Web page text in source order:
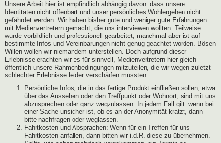
Unsere Arbeit hier ist empfindlich abhängig davon, dass unsere
Identitäten nicht offenbart und unser persönliches Wohlergehen nicht
gefährdet werden. Wir haben bisher gute und weniger gute Erfahrungen
mit Medienvertretern gemacht, die uns interviewen wollten. Teilweise
wurde vorbildlich und professionell gearbeitet, manchmal aber ist auf
bestimmte Infos und Vereinbarungen nicht genug geachtet worden. Bösen
Willen wollen wir niemandem unterstellen. Doch aufgrund dieser
Erlebnisse erachten wir es für sinnvoll, Medienvertretern hier gleich
öffentlich unsere Rahmenbedingungen mitzuteilen, die wir wegen zuletzt
schlechter Erlebnisse leider verschärfen mussten.
Persönliche Infos, die in das fertige Produkt einfließen sollen, etwa
über das Aussehen oder den Treffpunkt oder Wohnort, sind mit uns
abzusprechen oder ganz wegzulassen. In jedem Fall gilt: wenn bei
einer Sache unsicher ist, ob es an der Anonymität kratzt, dann
bitte nachfragen oder weglassen.
Fahrtkosten und Absprachen: Wenn für ein Treffen für uns
Fahrtkosten anfallen, dann bitten wir i.d.R. diese zu übernehmen.